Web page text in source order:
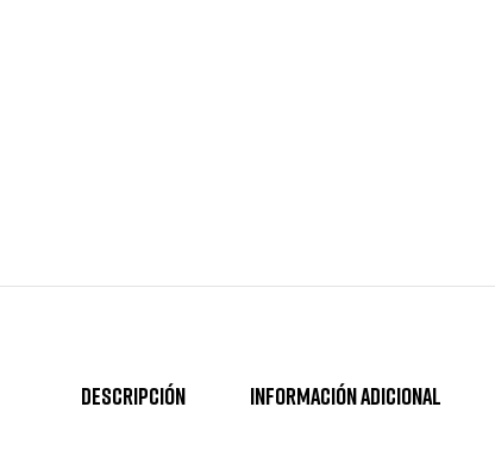
Descripción Información adicional